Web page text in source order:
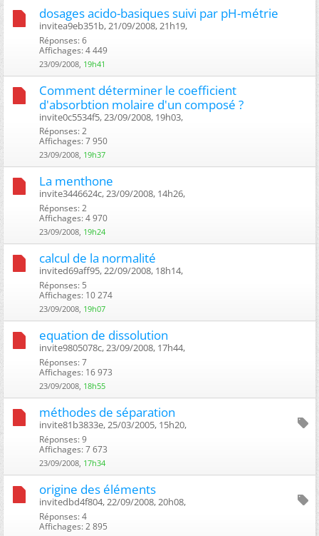
dosages acido-basiques suivi par pH-métrie
invitea9eb351b, 21/09/2008, 21h19, ‎
Réponses: 6
Affichages: 4 449
23/09/2008, 19h41
Comment déterminer le coefficient
d'absorbtion molaire d'un composé ?
invite0c5534f5, 23/09/2008, 19h03, ‎
Réponses: 2
Affichages: 7 950
23/09/2008, 19h37
La menthone
invite3446624c, 23/09/2008, 14h26, ‎
Réponses: 2
Affichages: 4 970
23/09/2008, 19h24
calcul de la normalité
invited69aff95, 22/09/2008, 18h14, ‎
Réponses: 5
Affichages: 10 274
23/09/2008, 19h07
equation de dissolution
invite9805078c, 23/09/2008, 17h44, ‎
Réponses: 7
Affichages: 16 973
23/09/2008, 18h55
méthodes de séparation
invite81b3833e, 25/03/2005, 15h20, ‎
Réponses: 9
Affichages: 7 673
23/09/2008, 17h34
origine des éléments
invitedbd4f804, 22/09/2008, 20h08, ‎
Réponses: 4
Affichages: 2 895